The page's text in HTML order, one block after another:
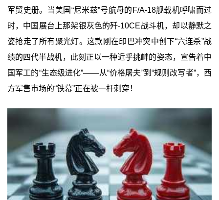
军贸史册。当美国“尼米兹”号航母的F/A-18舰载机呼啸而过
时，中国展台上那架银灰色的歼-10CE战斗机，却以静默之
姿抢走了所有聚光灯。这款刚在印巴冲突中创下“六连杀”战
绩的四代半战机，此刻正以一种近乎挑衅的姿态，宣告着中
国军工的“生态级进化”——从“价格屠夫”到“规则改写者”，西
方军售市场的“铁幕”正在被一杆刺穿！